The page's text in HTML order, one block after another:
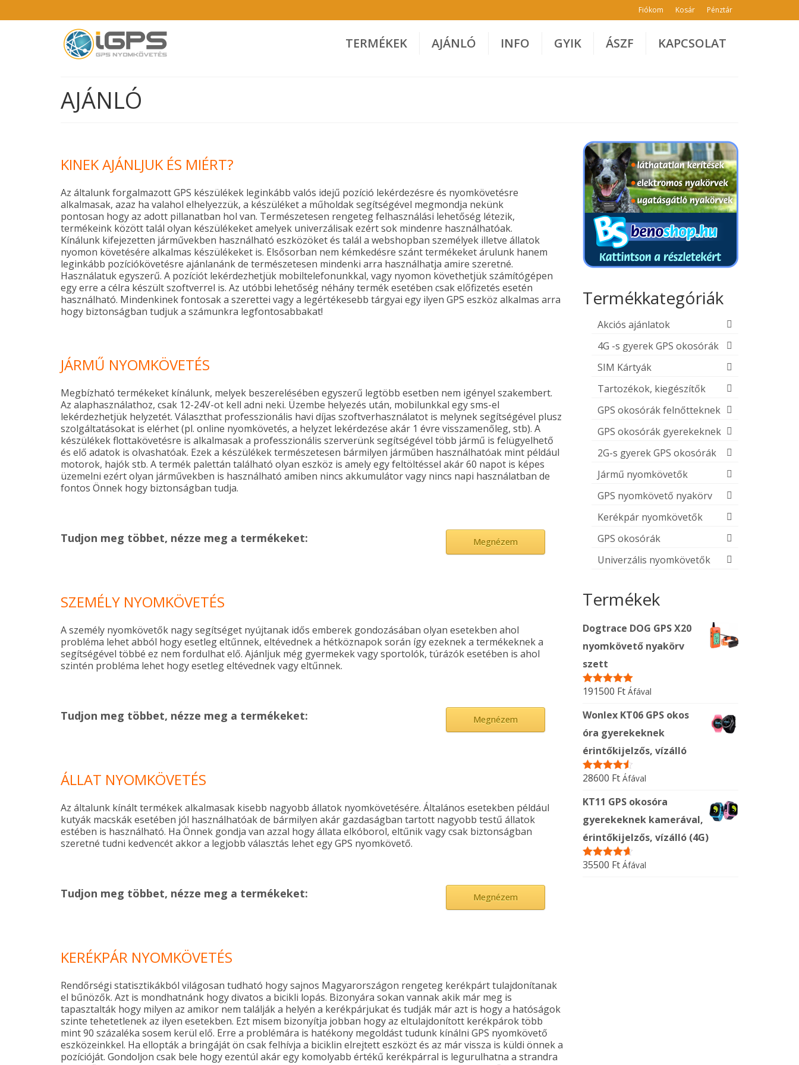
Fiókom Kosár Pénztár
TERMÉKEK AJÁNLÓ INFO GYIK ÁSZF KAPCSOLAT
AJÁNLÓ
KINEK AJÁNLJUK ÉS MIÉRT?
Az általunk forgalmazott GPS készülékek leginkább valós idejű pozíció lekérdezésre és nyomkövetésre
alkalmasak, azaz ha valahol elhelyezzük, a készüléket a műholdak segítségével megmondja nekünk
pontosan hogy az adott pillanatban hol van. Természetesen rengeteg felhasználási lehetőség létezik,
termékeink között talál olyan készülékeket amelyek univerzálisak ezért sok mindenre használhatóak.
Kínálunk kifejezetten járművekben használható eszközöket és talál a webshopban személyek illetve állatok
nyomon követésére alkalmas készülékeket is. Elsősorban nem kémkedésre szánt termékeket árulunk hanem
leginkább pozíciókövetésre ajánlanánk de természetesen mindenki arra használhatja amire szeretné.
Használatuk egyszerű. A pozíciót lekérdezhetjük mobiltelefonunkkal, vagy nyomon követhetjük számítógépen
egy erre a célra készült szoftverrel is. Az utóbbi lehetőség néhány termék esetében csak előfizetés esetén
használható. Mindenkinek fontosak a szerettei vagy a legértékesebb tárgyai egy ilyen GPS eszköz alkalmas arra
hogy biztonságban tudjuk a számunkra legfontosabbakat!
JÁRMŰ NYOMKÖVETÉS
Megbízható termékeket kínálunk, melyek beszerelésében egyszerű legtöbb esetben nem igényel szakembert.
Az alaphasználathoz, csak 12-24V-ot kell adni neki. Üzembe helyezés után, mobilunkkal egy sms-el
lekérdezhetjük helyzetét. Választhat professzionális havi díjas szoftverhasználatot is melynek segítségével plusz
szolgáltatásokat is elérhet (pl. online nyomkövetés, a helyzet lekérdezése akár 1 évre visszamenőleg, stb). A
készülékek flottakövetésre is alkalmasak a professzionális szerverünk segítségével több jármű is felügyelhető
és elő adatok is olvashatóak. Ezek a készülékek természetesen bármilyen járműben használhatóak mint például
motorok, hajók stb. A termék palettán található olyan eszköz is amely egy feltöltéssel akár 60 napot is képes
üzemelni ezért olyan járművekben is használható amiben nincs akkumulátor vagy nincs napi használatban de
fontos Önnek hogy biztonságban tudja.
Tudjon meg többet, nézze meg a termékeket: Megnézem
SZEMÉLY NYOMKÖVETÉS
A személy nyomkövetők nagy segítséget nyújtanak idős emberek gondozásában olyan esetekben ahol
probléma lehet abból hogy esetleg eltűnnek, eltévednek a hétköznapok során így ezeknek a termékeknek a
segítségével többé ez nem fordulhat elő. Ajánljuk még gyermekek vagy sportolók, túrázók esetében is ahol
szintén probléma lehet hogy esetleg eltévednek vagy eltűnnek.
Tudjon meg többet, nézze meg a termékeket: Megnézem
ÁLLAT NYOMKÖVETÉS
Az általunk kínált termékek alkalmasak kisebb nagyobb állatok nyomkövetésére. Általános esetekben például
kutyák macskák esetében jól használhatóak de bármilyen akár gazdaságban tartott nagyobb testű állatok
estében is használható. Ha Önnek gondja van azzal hogy állata elkóborol, eltűnik vagy csak biztonságban
szeretné tudni kedvencét akkor a legjobb választás lehet egy GPS nyomkövető.
Tudjon meg többet, nézze meg a termékeket: Megnézem
KERÉKPÁR NYOMKÖVETÉS
Rendőrségi statisztikákból világosan tudható hogy sajnos Magyarországon rengeteg kerékpárt tulajdonítanak
el bűnözők. Azt is mondhatnánk hogy divatos a bicikli lopás. Bizonyára sokan vannak akik már meg is
tapasztalták hogy milyen az amikor nem találják a helyén a kerékpárjukat és tudják már azt is hogy a hatóságok
szinte tehetetlenek az ilyen esetekben. Ezt misem bizonyítja jobban hogy az eltulajdonított kerékpárok több
mint 90 százaléka sosem kerül elő. Erre a problémára is hatékony megoldást tudunk kínálni GPS nyomkövető
eszközeinkkel. Ha ellopták a bringáját ön csak felhívja a biciklin elrejtett eszközt és az már vissza is küldi önnek a
pozícióját. Gondoljon csak bele hogy ezentúl akár egy komolyabb értékű kerékpárral is legurulhatna a strandra
Termékkategóriák
Akciós ajánlatok
4G -s gyerek GPS okosórák
SIM Kártyák
Tartozékok, kiegészítők
GPS okosórák felnőtteknek
GPS okosórák gyerekeknek
2G-s gyerek GPS okosórák
Jármű nyomkövetők
GPS nyomkövető nyakörv
Kerékpár nyomkövetők
GPS okosórák
Univerzális nyomkövetők
Termékek
Dogtrace DOG GPS X20
nyomkövető nyakörv
szett
Értékelés:
191500 Ft Áfával
Wonlex KT06 GPS okos
óra gyerekeknek
érintőkijelzős, vízálló
Értékelés:
28600 Ft Áfával
KT11 GPS okosóra
gyerekeknek kamerával,
érintőkijelzős, vízálló (4G)
Értékelés:
35500 Ft Áfával